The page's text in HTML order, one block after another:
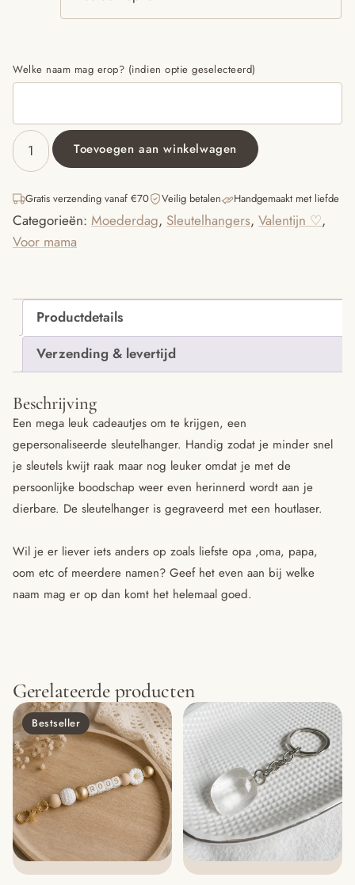
Welke naam mag erop? (indien optie geselecteerd)
Sleutelhanger
de
aantal
Toevoegen aan winkelwagen
Gratis verzending vanaf €70 Veilig betalen Handgemaakt met liefde
Categorieën: Moederdag, Sleutelhangers, Valentijn ♡,
Voor mama
Productdetails
Verzending & levertijd
Beschrijving
Een mega leuk cadeautjes om te krijgen, een
gepersonaliseerde sleutelhanger. Handig zodat je minder snel
je sleutels kwijt raak maar nog leuker omdat je met de
persoonlijke boodschap weer even herinnerd wordt aan je
dierbare. De sleutelhanger is gegraveerd met een houtlaser.
Wil je er liever iets anders op zoals liefste opa ,oma, papa,
oom etc of meerdere namen? Geef het even aan bij welke
naam mag er op dan komt het helemaal goed.
Gerelateerde producten
Bestseller